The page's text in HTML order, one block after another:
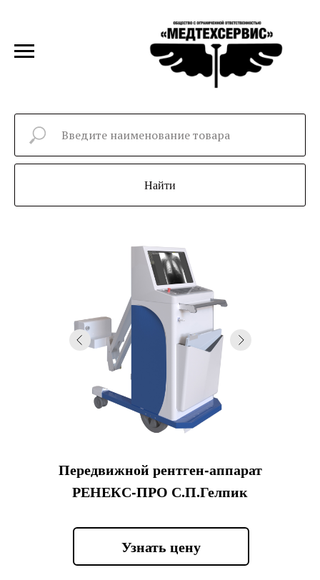
Найти
Передвижной рентген-аппарат
РЕНЕКС-ПРО С.П.Гелпик
Узнать цену